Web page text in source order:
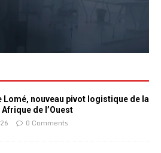
Lomé, nouveau pivot logistique de la
Afrique de l’Ouest
0 Comments